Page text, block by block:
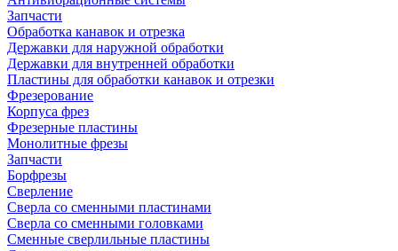
Запчасти
Обработка канавок и отрезка
Державки для наружной обработки
Державки для внутренней обработки
Пластины для обработки канавок и отрезки
Фрезерование
Корпуса фрез
Фрезерные пластины
Монолитные фрезы
Запчасти
Борфрезы
Сверление
Сверла со сменными пластинами
Сверла со сменными головками
Сменные сверлильные пластины